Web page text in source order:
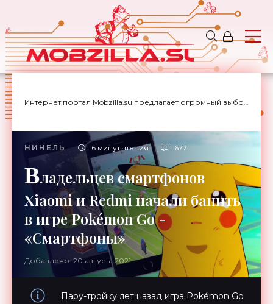
Интернет портал Mobzilla.su предлагает огромный выбор новостей с доставкой на дом.
НИНЕЛЬ 6 минут чтения 677
Владельцев смартфонов
Xiaomi и Redmi начали банить
в игре Pokémon Go -
«Смартфоны»
Добавлено: 20 августа 2021
Пару-тройку лет назад игра Pokémon Go